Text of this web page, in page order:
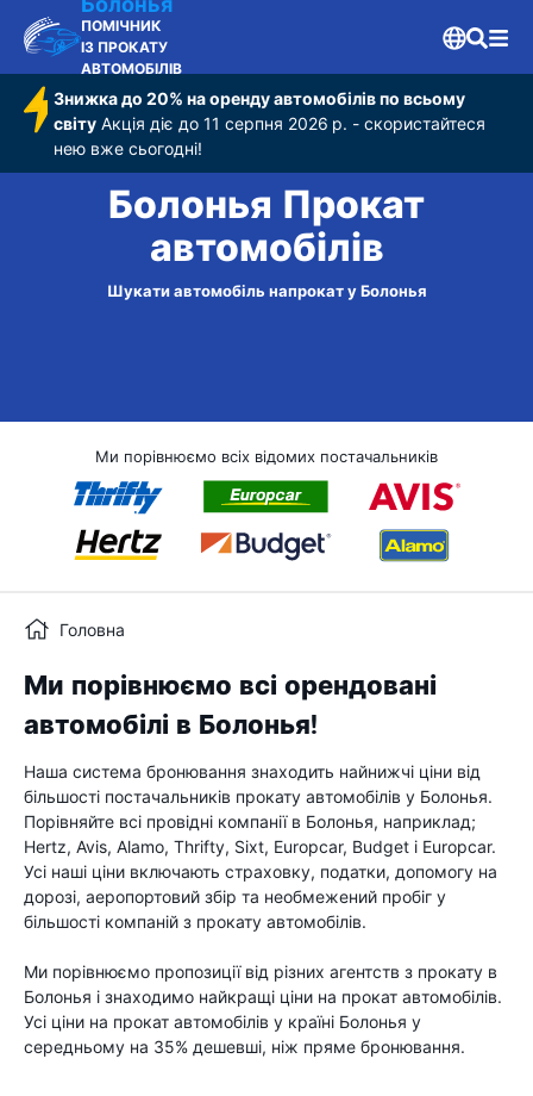
ПОМІЧНИК
ІЗ ПРОКАТУ
АВТОМОБІЛІВ
Знижка до 20% на оренду автомобілів по всьому
світу Акція діє до 11 серпня 2026 р. - скористайтеся
нею вже сьогодні!
Болонья Прокат
автомобілів
Шукати автомобіль напрокат у Болонья
Ми порівнюємо всіх відомих постачальників
Головна
Ми порівнюємо всі орендовані
автомобілі в Болонья!
Наша система бронювання знаходить найнижчі ціни від
більшості постачальників прокату автомобілів у Болонья.
Порівняйте всі провідні компанії в Болонья, наприклад;
Hertz, Avis, Alamo, Thrifty, Sixt, Europcar, Budget і Europcar.
Усі наші ціни включають страховку, податки, допомогу на
дорозі, аеропортовий збір та необмежений пробіг у
більшості компаній з прокату автомобілів.
Ми порівнюємо пропозиції від різних агентств з прокату в
Болонья і знаходимо найкращі ціни на прокат автомобілів.
Усі ціни на прокат автомобілів у країні Болонья у
середньому на 35% дешевші, ніж пряме бронювання.